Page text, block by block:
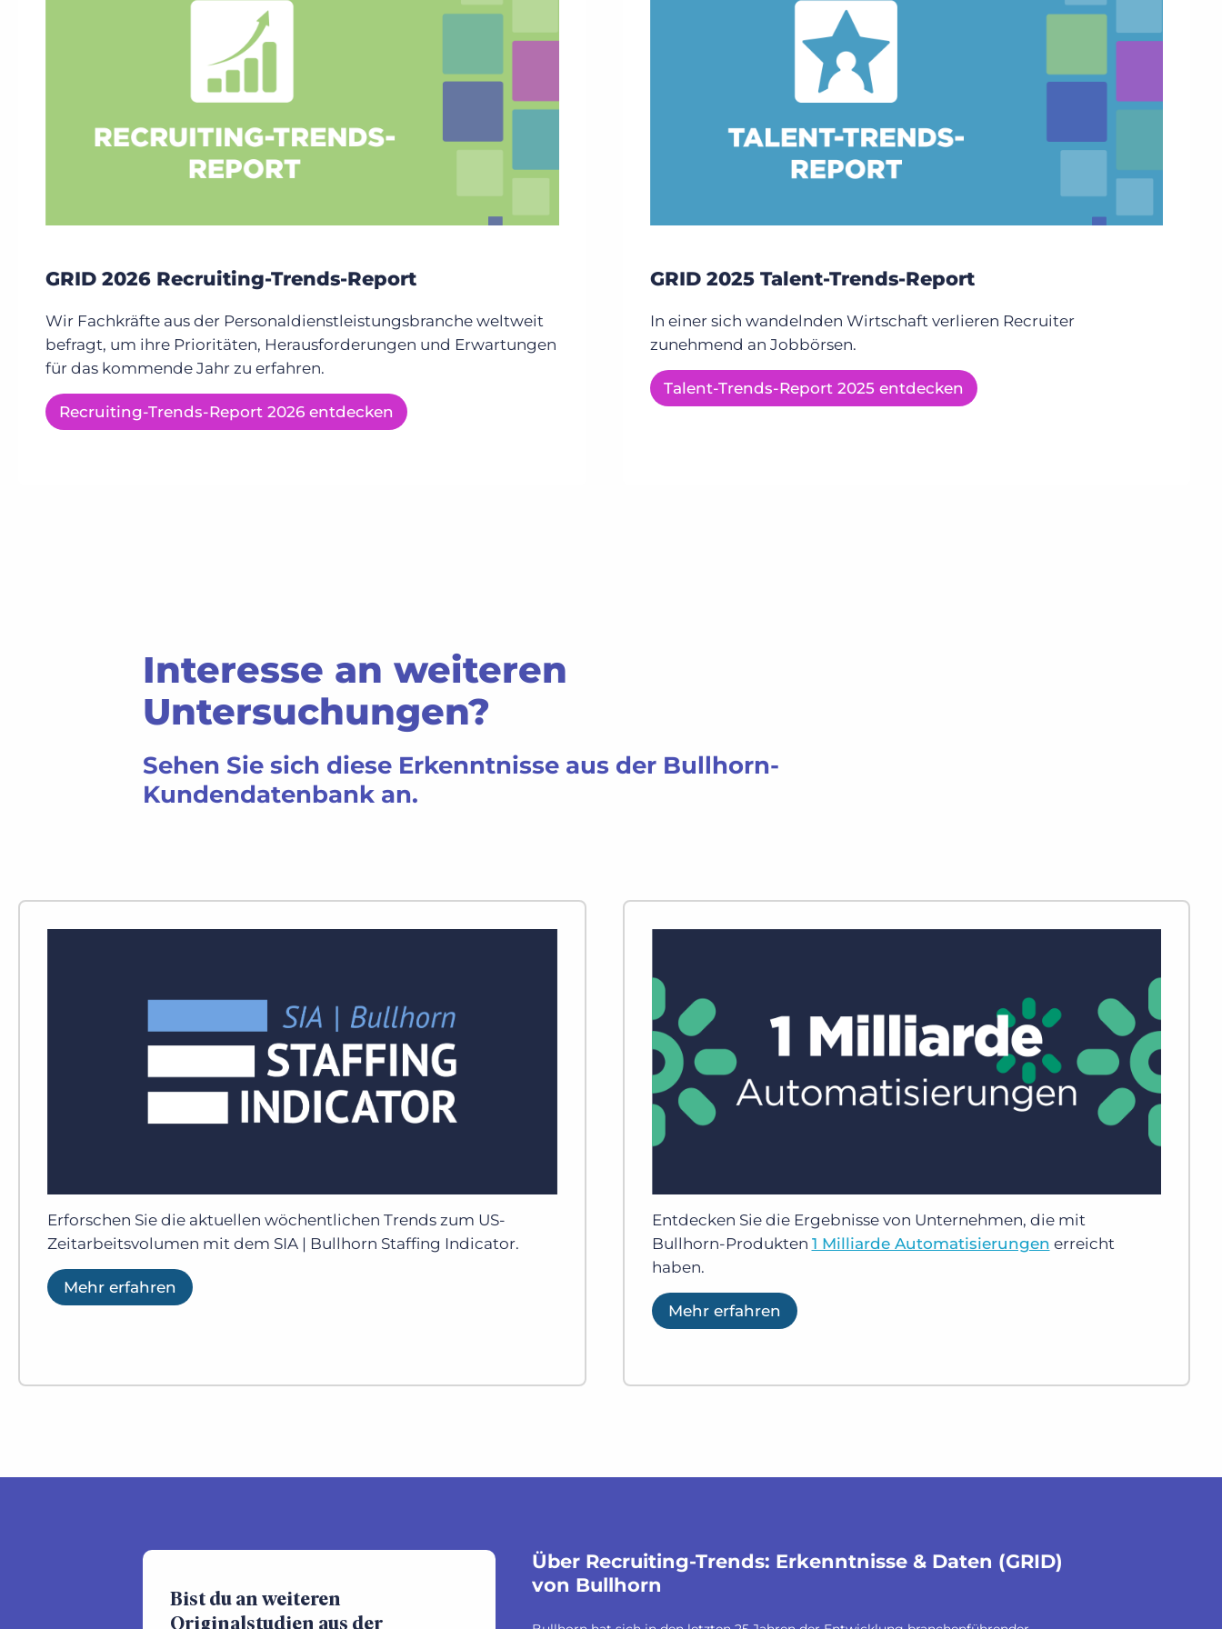
GRID 2026 Recruiting-Trends-Report
Wir Fachkräfte aus der Personaldienstleistungsbranche weltweit
befragt, um ihre Prioritäten, Herausforderungen und Erwartungen
für das kommende Jahr zu erfahren.
Recruiting-Trends-Report 2026 entdecken
GRID 2025 Talent-Trends-Report
In einer sich wandelnden Wirtschaft verlieren Recruiter
zunehmend an Jobbörsen.
Talent-Trends-Report 2025 entdecken
Interesse an weiteren
Untersuchungen?
Sehen Sie sich diese Erkenntnisse aus der Bullhorn-
Kundendatenbank an.
Erforschen Sie die aktuellen wöchentlichen Trends zum US-
Zeitarbeitsvolumen mit dem SIA | Bullhorn Staffing Indicator.
Mehr erfahren
Entdecken Sie die Ergebnisse von Unternehmen, die mit
Bullhorn-Produkten 1 Milliarde Automatisierungen erreicht
haben.
Mehr erfahren
Bist du an weiteren
Originalstudien aus der
Über Recruiting-Trends: Erkenntnisse & Daten (GRID)
von Bullhorn